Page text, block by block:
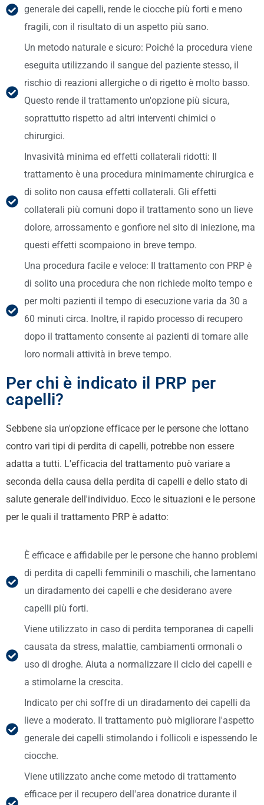
generale dei capelli, rende le ciocche più forti e meno
fragili, con il risultato di un aspetto più sano.
Un metodo naturale e sicuro: Poiché la procedura viene
eseguita utilizzando il sangue del paziente stesso, il
rischio di reazioni allergiche o di rigetto è molto basso.
Questo rende il trattamento un'opzione più sicura,
soprattutto rispetto ad altri interventi chimici o
chirurgici.
Invasività minima ed effetti collaterali ridotti: Il
trattamento è una procedura minimamente chirurgica e
di solito non causa effetti collaterali. Gli effetti
collaterali più comuni dopo il trattamento sono un lieve
dolore, arrossamento e gonfiore nel sito di iniezione, ma
questi effetti scompaiono in breve tempo.
Una procedura facile e veloce: Il trattamento con PRP è
di solito una procedura che non richiede molto tempo e
per molti pazienti il tempo di esecuzione varia da 30 a
60 minuti circa. Inoltre, il rapido processo di recupero
dopo il trattamento consente ai pazienti di tornare alle
loro normali attività in breve tempo.
Per chi è indicato il PRP per
capelli?
Sebbene sia un'opzione efficace per le persone che lottano
contro vari tipi di perdita di capelli, potrebbe non essere
adatta a tutti. L'efficacia del trattamento può variare a
seconda della causa della perdita di capelli e dello stato di
salute generale dell'individuo. Ecco le situazioni e le persone
per le quali il trattamento PRP è adatto:
È efficace e affidabile per le persone che hanno problemi
di perdita di capelli femminili o maschili, che lamentano
un diradamento dei capelli e che desiderano avere
capelli più forti.
Viene utilizzato in caso di perdita temporanea di capelli
causata da stress, malattie, cambiamenti ormonali o
uso di droghe. Aiuta a normalizzare il ciclo dei capelli e
a stimolarne la crescita.
Indicato per chi soffre di un diradamento dei capelli da
lieve a moderato. Il trattamento può migliorare l'aspetto
generale dei capelli stimolando i follicoli e ispessendo le
ciocche.
Viene utilizzato anche come metodo di trattamento
efficace per il recupero dell'area donatrice durante il